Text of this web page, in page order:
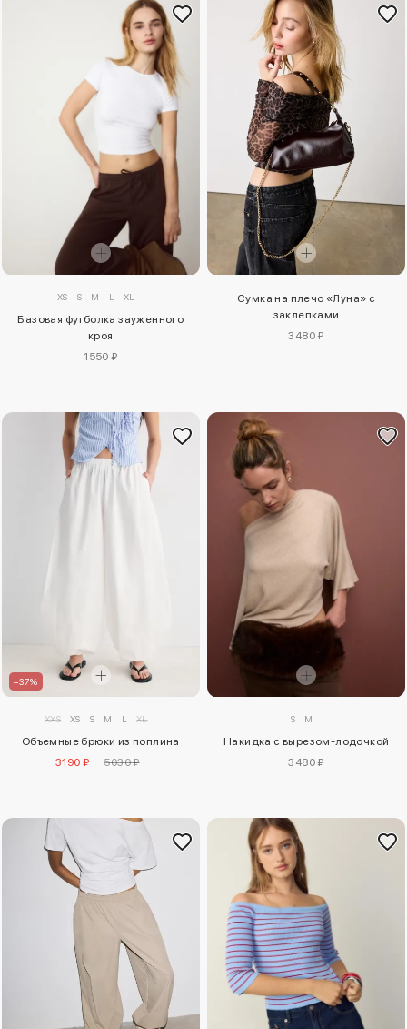
XS S M L XL
Базовая футболка зауженного
кроя
1550 ₽
Сумка на плечо «Луна» с
заклепками
3480 ₽
–37%
XXS XS S M L XL
Объемные брюки из поплина
3190 ₽
5030 ₽
S M
Накидка с вырезом-лодочкой
3480 ₽